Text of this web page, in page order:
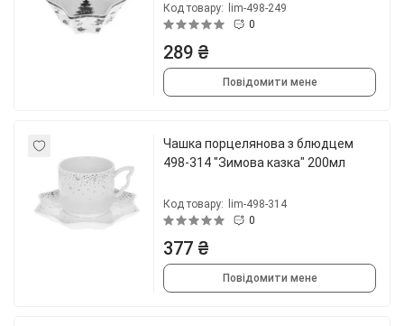
Код товару:
lim-498-249
0
289 ₴
Повідомити мене
Чашка порцелянова з блюдцем
498-314 "Зимова казка" 200мл
Код товару:
lim-498-314
0
377 ₴
Повідомити мене